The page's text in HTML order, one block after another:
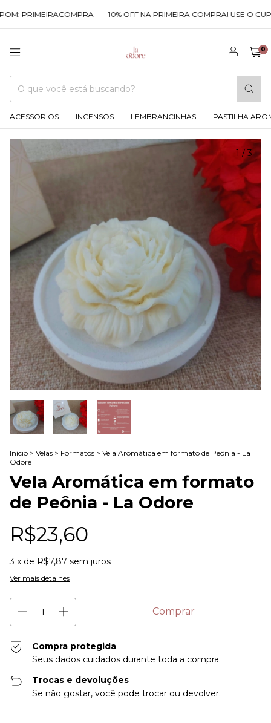
PRIMEIRACOMPRA 10% OFF NA PRIMEIRA COMPRA! USE O
0
ACESSORIOS INCENSOS LEMBRANCINHAS PASTILHA
1 / 3
Início > Velas > Formatos > Vela Aromática em formato de Peônia - La
Odore
Vela Aromática em formato
de Peônia - La Odore
R$23,60
3 x de R$7,87 sem juros
Ver mais detalhes
Compra protegida
Seus dados cuidados durante toda a compra.
Trocas e devoluções
Se não gostar, você pode trocar ou devolver.